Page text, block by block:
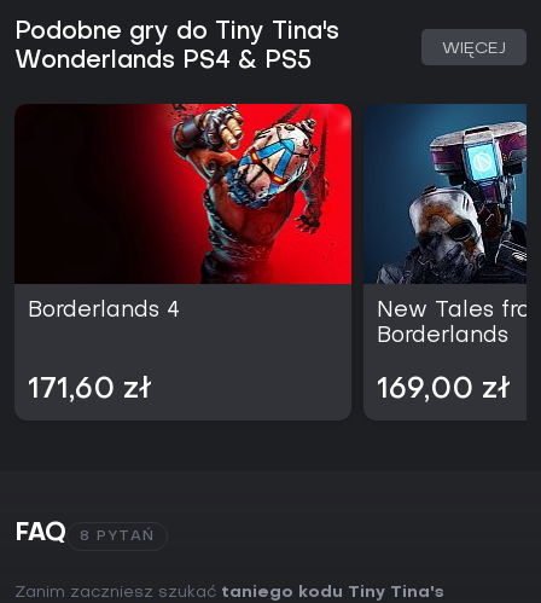
Podobne gry do Tiny Tina's
Wonderlands PS4 & PS5
WIĘCEJ
Borderlands 4
171,60 zł
New Tales
Borderlands
169,00 zł
FAQ 8 PYTAŃ
Zanim zaczniesz szukać taniego kodu Tiny Tina's